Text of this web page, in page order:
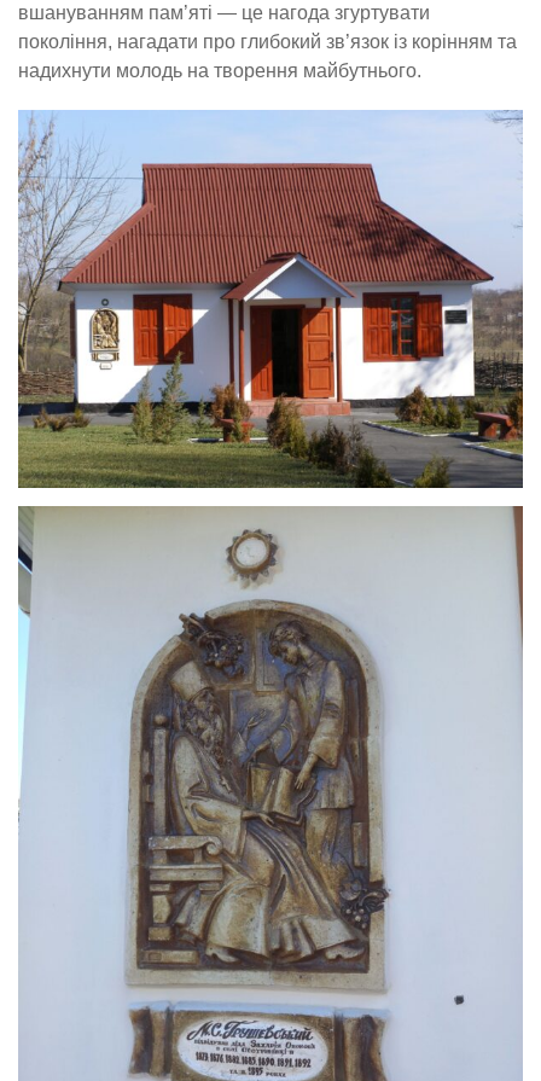
вшануванням пам’яті — це нагода згуртувати
покоління, нагадати про глибокий зв’язок із корінням та
надихнути молодь на творення майбутнього.